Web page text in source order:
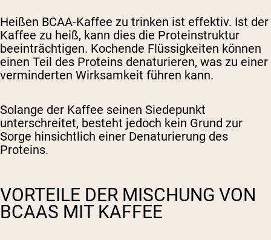
Heißen BCAA-Kaffee zu trinken ist effektiv. Ist der
Kaffee zu heiß, kann dies die Proteinstruktur
beeinträchtigen. Kochende Flüssigkeiten können
einen Teil des Proteins denaturieren, was zu einer
verminderten Wirksamkeit führen kann.
Solange der Kaffee seinen Siedepunkt
unterschreitet, besteht jedoch kein Grund zur
Sorge hinsichtlich einer Denaturierung des
Proteins.
VORTEILE DER MISCHUNG VON
BCAAS MIT KAFFEE